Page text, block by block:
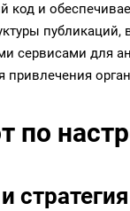
код и
сервисами для
по